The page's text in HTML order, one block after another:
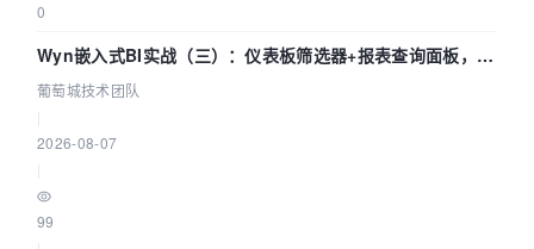
0
Wyn嵌入式BI实战（三）：仪表板筛选器+报表查询面板，参
数联动全闭环
葡萄城技术团队
2026-08-07
99